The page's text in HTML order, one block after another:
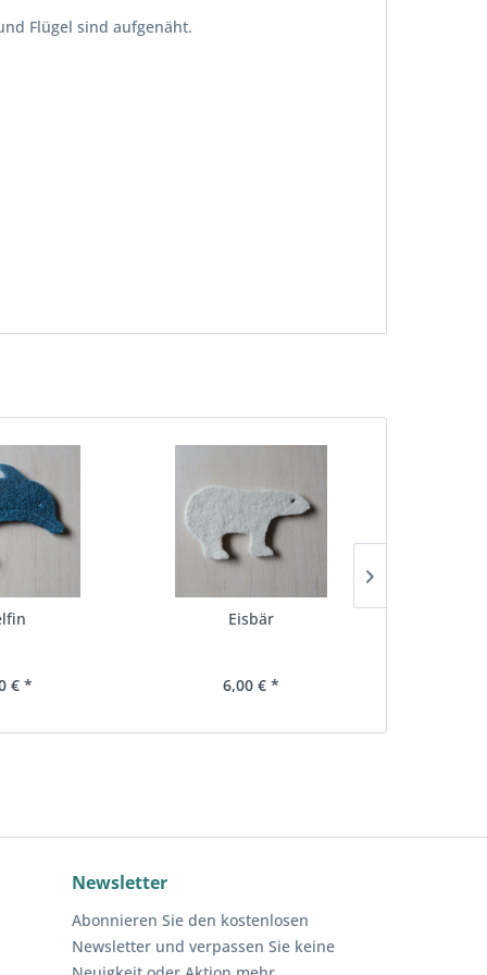
Flügel sind aufgenäht.
€ *
Eisbär
6,00 € *
Newsletter
Abonnieren Sie den kostenlosen
Newsletter und verpassen Sie keine